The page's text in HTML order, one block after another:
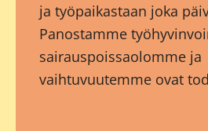
ja työpaikastaan joka
Panostamme
sairauspoissaolomme ja
vaihtuvuutemme ovat